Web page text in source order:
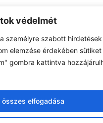
védelmét
személyre szabott
elemzése érdekében
gombra kattintva
összes elfogadása